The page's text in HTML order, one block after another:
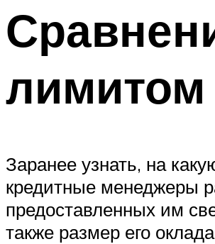
лимитом
Заранее узнать, на
кредитные менеджеры
предоставленных им
также размер его